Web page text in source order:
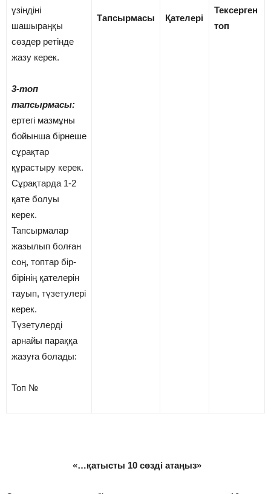
үзіндіні
шашыраңқы
сөздер ретінде
жазу керек.
3-топ
тапсырмасы:
ертегі мазмұны
бойынша бірнеше
сұрақтар
құрастыру керек.
Сұрақтарда 1-2
қате болуы
керек.
Тапсырмалар
жазылып болған
соң, топтар бір-
бірінің қателерін
тауып, түзетулері
керек.
Түзетулерді
арнайы параққа
жазуға болады:
Топ №
Тапсырмасы Қателері
Тексерген
топ
«…қатысты 10 сөзді атаңыз»